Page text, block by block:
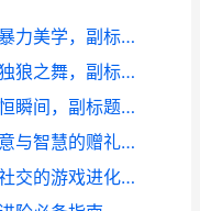
王者荣耀孙策出装，制霸航道的暴力美学，副标题，从船夫到战神的装备进化论。
和平精英单人模式，寂静战场的独狼之舞，副标题，孤身一人决胜千里
**最强王者照片，荣耀背后的永恒瞬间，副标题，凝固于光影的巅峰传奇**
**王者怎么送好友英雄，一份心意与智慧的赠礼**
**贪吃蛇怎么加好友，从单机到社交的游戏进化之路**